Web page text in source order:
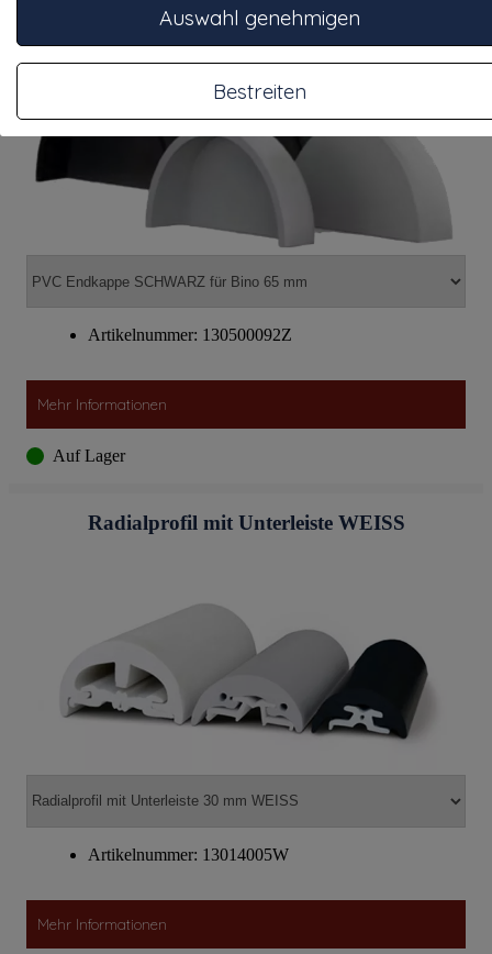
PVC Endkappe SCHWARZ für Bino
Artikelnummer: 130500092Z
Mehr Informationen
Auf Lager
Radialprofil mit Unterleiste WEISS
Artikelnummer: 13014005W
Mehr Informationen
Bestreiten
Auswahl genehmigen